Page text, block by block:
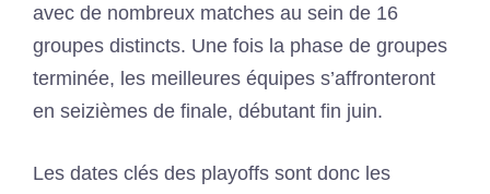
avec de nombreux matches au sein de 16
groupes distincts. Une fois la phase de groupes
terminée, les meilleures équipes s’affronteront
en seizièmes de finale, débutant fin juin.
Les dates clés des playoffs sont donc les